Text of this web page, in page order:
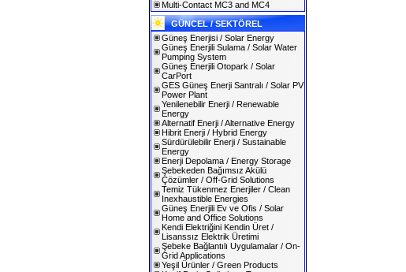
Multi-Contact MC3 and MC4
GÜNCEL / SEKTÖREL
Güneş Enerjisi / Solar Energy
Güneş Enerjili Sulama / Solar Water
Pumping System
Güneş Enerjili Otopark / Solar
CarPort
GES Güneş Enerji Santralı / Solar PV
Power Plant
Yenilenebilir Enerji / Renewable
Energy
Alternatif Enerji / Alternative Energy
Hibrit Enerji / Hybrid Energy
Sürdürülebilir Enerji / Sustainable
Energy
Enerji Depolama / Energy Storage
Şebekeden Bağımsız Akülü
Çözümler / Off-Grid Solutions
Temiz Tükenmez Enerjiler / Clean
Inexhaustible Energies
Güneş Enerjili Ev ve Ofis / Solar
Home and Office Solutions
Kendi Elektriğini Kendin Üret /
Lisanssız Elektrik Üretimi
Şebeke Bağlantılı Uygulamalar / On-
Grid Applications
Yeşil Ürünler / Green Products